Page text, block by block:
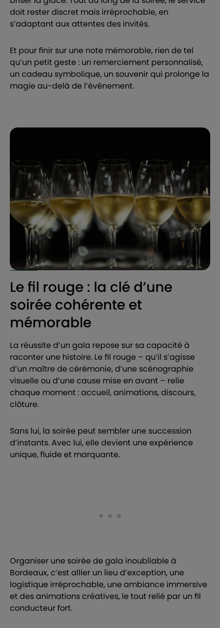
doit rester discret mais irréprochable, en
s’adaptant aux attentes des invités.
Et pour finir sur une note mémorable, rien de tel
qu’un petit geste : un remerciement personnalisé,
un cadeau symbolique, un souvenir qui prolonge la
magie au-delà de l’événement.
Le fil rouge : la clé d’une
soirée cohérente et
mémorable
La réussite d’un gala repose sur sa capacité à
raconter une histoire. Le fil rouge – qu’il s’agisse
d’un maître de cérémonie, d’une scénographie
visuelle ou d’une cause mise en avant – relie
chaque moment : accueil, animations, discours,
clôture.
Sans lui, la soirée peut sembler une succession
d’instants. Avec lui, elle devient une expérience
unique, fluide et marquante.
Organiser une soirée de gala inoubliable à
Bordeaux, c’est allier un lieu d’exception, une
logistique irréprochable, une ambiance immersive
et des animations créatives, le tout relié par un fil
conducteur fort.